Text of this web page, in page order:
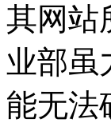
其网站
业部虽
能无法